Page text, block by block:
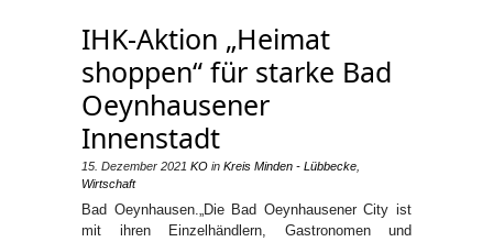
IHK-Aktion „Heimat
shoppen“ für starke Bad
Oeynhausener
Innenstadt
15. Dezember 2021 KO in Kreis Minden - Lübbecke
Wirtschaft
Bad Oeynhausen.„Die Bad Oeynhausener City ist
mit ihren Einzelhändlern, Gastronomen und